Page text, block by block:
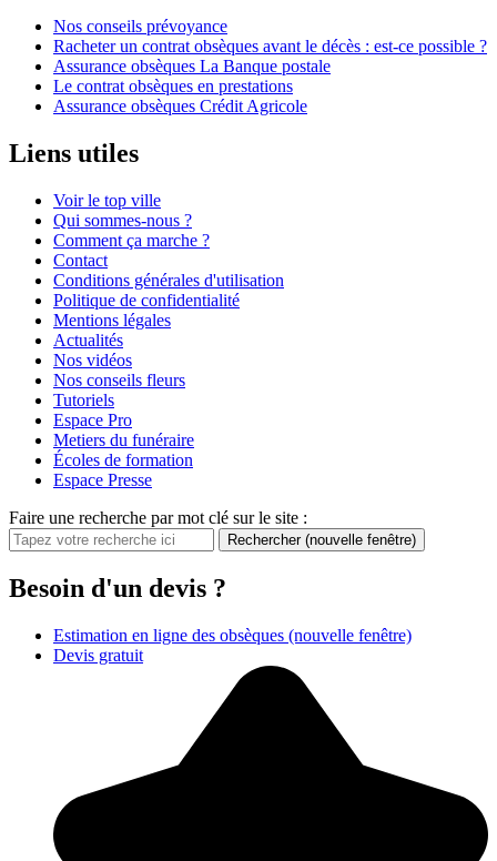
Nos conseils prévoyance
Racheter un contrat obsèques avant le décès : est-ce possible ?
Assurance obsèques La Banque postale
Le contrat obsèques en prestations
Assurance obsèques Crédit Agricole
Liens utiles
Voir le top ville
Qui sommes-nous ?
Comment ça marche ?
Contact
Conditions générales d'utilisation
Politique de confidentialité
Mentions légales
Actualités
Nos vidéos
Nos conseils fleurs
Tutoriels
Espace Pro
Metiers du funéraire
Écoles de formation
Espace Presse
Faire une recherche par mot clé sur le site :
Rechercher (nouvelle fenêtre)
Besoin d'un devis ?
Estimation en ligne des obsèques (nouvelle fenêtre)
Devis gratuit